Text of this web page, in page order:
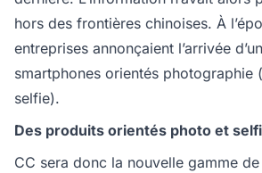
hors des frontières chinoises. À
entreprises annonçaient l’arrivée
smartphones orientés photographie
selfie).
Des produits orientés photo et
CC sera donc la nouvelle gamme